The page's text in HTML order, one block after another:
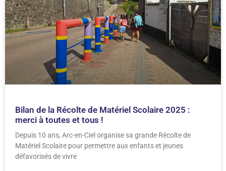
Bilan de la Récolte de Matériel Scolaire 2025 :
merci à toutes et tous !
Depuis 10 ans, Arc-en-Ciel organise sa grande Récolte de
Matériel Scolaire pour permettre aux enfants et jeunes
défavorisés de vivre